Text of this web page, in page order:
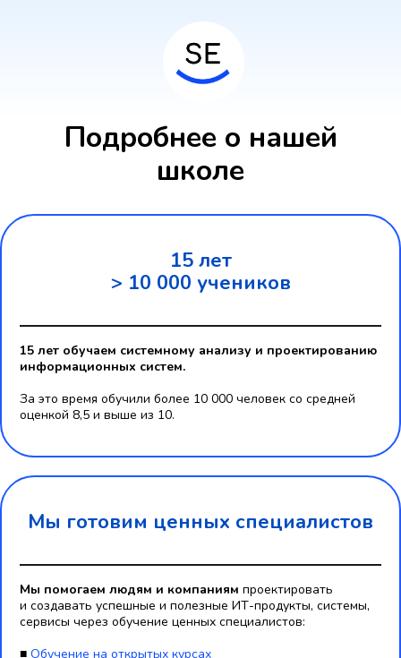
Подробнее о нашей
школе
15 лет
> 10 000 учеников
15 лет обучаем системному анализу и проектированию
информационных систем.
За это время обучили более 10 000 человек со средней
оценкой 8,5 и выше из 10.
Мы готовим ценных специалистов
Мы помогаем людям и компаниям проектировать
и создавать успешные и полезные ИТ-продукты, системы,
сервисы через обучение ценных специалистов:
■ Обучение на открытых курсах